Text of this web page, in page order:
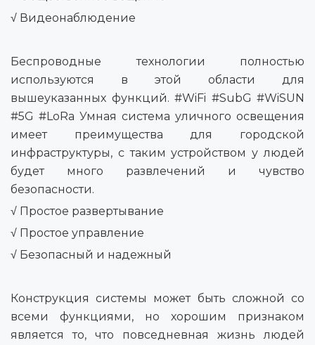
√ Видеонаблюдение
Беспроводные технологии полностью
используются в этой области для
вышеуказанных функций. #WiFi #SubG #WiSUN
#5G #LoRa Умная система уличного освещения
имеет преимущества для городской
инфраструктуры, с таким устройством у людей
будет много развлечений и чувство
безопасности.
√ Простое развертывание
√ Простое управление
√ Безопасный и надежный
Конструкция системы может быть сложной со
всеми функциями, но хорошим признаком
является то, что повседневная жизнь людей